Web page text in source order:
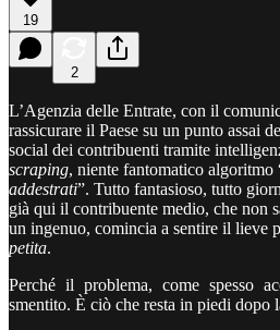
19
2
L’Agenzia delle Entrate, con il
rassicurare il Paese su un punto assai
social dei contribuenti tramite
scraping, niente fantomatico algoritmo
addestrati”. Tutto fantasioso, tutto
già qui il contribuente medio, che non
un ingenuo, comincia a sentire il lieve
petita.
Perché il problema, come spesso
smentito. È ciò che resta in piedi dopo